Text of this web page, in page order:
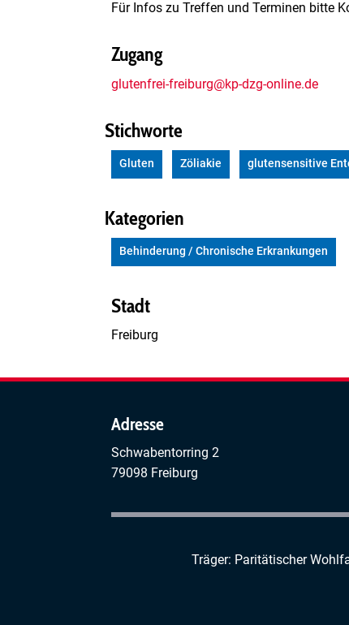
Für Infos zu Treffen und Terminen bitte
Zugang
glutenfrei-freiburg@kp-dzg-online.de
Stichworte
Gluten Zöliakie glutensensitive
Kategorien
Behinderung / Chronische Erkrankungen
Stadt
Freiburg
Adresse
Schwabentorring 2
79098 Freiburg
Träger: Paritätischer